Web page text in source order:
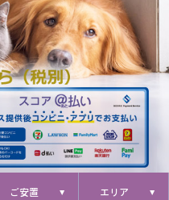
ご安置 エリア